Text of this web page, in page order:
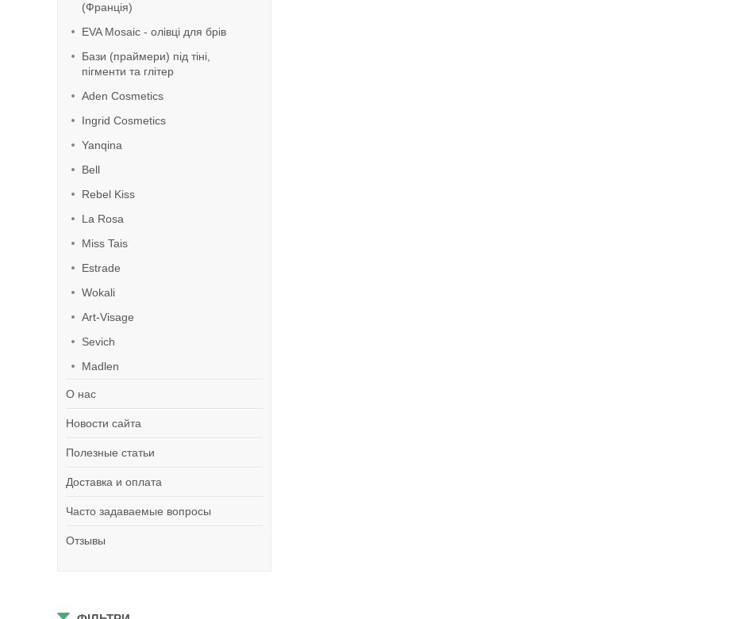
(Франція)
EVA Mosaic - олівці для брів
Бази (праймери) під тіні,
пігменти та глітер
Aden Cosmetics
Ingrid Cosmetics
Yanqina
Bell
Rebel Kiss
La Rosa
Miss Tais
Estrade
Wokali
Art-Visage
Sevich
Madlen
О нас
Новости сайта
Полезные статьи
Доставка и оплата
Часто задаваемые вопросы
Отзывы